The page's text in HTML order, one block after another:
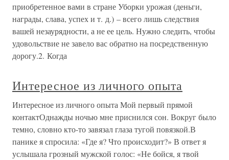
приобретенное вами в стране Уборки урожая (деньги,
награды, слава, успех и т. д.) – всего лишь следствия
вашей незаурядности, а не ее цель. Нужно следить, чтобы
удовольствие не завело вас обратно на посредственную
дорогу.2. Когда
Интересное из личного опыта
Интересное из личного опыта Мой первый прямой
контактОднажды ночью мне приснился сон. Вокруг было
темно, словно кто-то завязал глаза тугой повязкой.В
панике я спросила: «Где я? Что происходит?» В ответ я
услышала грозный мужской голос: «Не бойся, я твой